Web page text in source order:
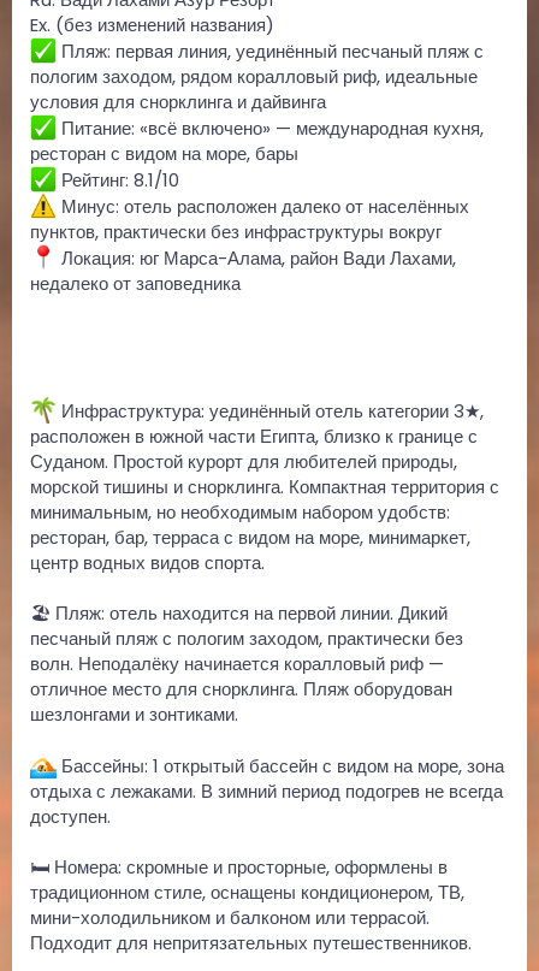
Ex. (без изменений названия)
Пляж: первая линия, уединённый песчаный пляж с
пологим заходом, рядом коралловый риф, идеальные
условия для снорклинга и дайвинга
Питание: «всё включено» — международная кухня,
ресторан с видом на море, бары
Рейтинг: 8.1/10
Минус: отель расположен далеко от населённых
пунктов, практически без инфраструктуры вокруг
Локация: юг Марса-Алама, район Вади Лахами,
недалеко от заповедника
Инфраструктура: уединённый отель категории 3★,
расположен в южной части Египта, близко к границе с
Суданом. Простой курорт для любителей природы,
морской тишины и снорклинга. Компактная территория с
минимальным, но необходимым набором удобств:
ресторан, бар, терраса с видом на море, минимаркет,
центр водных видов спорта.
🏖 Пляж: отель находится на первой линии. Дикий
песчаный пляж с пологим заходом, практически без
волн. Неподалёку начинается коралловый риф —
отличное место для снорклинга. Пляж оборудован
шезлонгами и зонтиками.
Бассейны: 1 открытый бассейн с видом на море, зона
отдыха с лежаками. В зимний период подогрев не всегда
доступен.
🛏 Номера: скромные и просторные, оформлены в
традиционном стиле, оснащены кондиционером, ТВ,
мини-холодильником и балконом или террасой.
Подходит для непритязательных путешественников.